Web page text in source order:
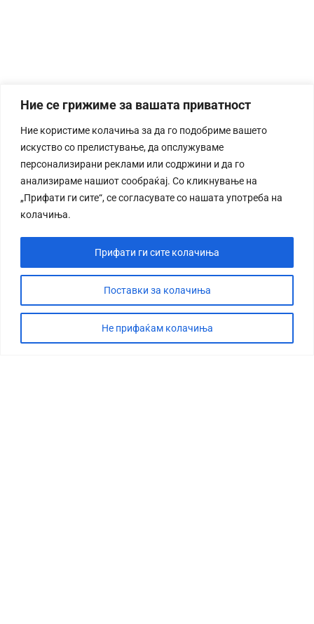
Ние се грижиме за вашата приватност
Ние користиме колачиња за да го подобриме вашето
искуство со прелистување, да опслужуваме
персонализирани реклами или содржини и да го
анализираме нашиот сообраќај. Со кликнување на
„Прифати ги сите“, се согласувате со нашата употреба на
колачиња.
Поставки за колачиња
Не прифаќам колачиња
Прифати ги сите колачиња